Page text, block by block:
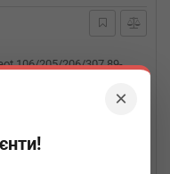
×
106/205/206/307 89-